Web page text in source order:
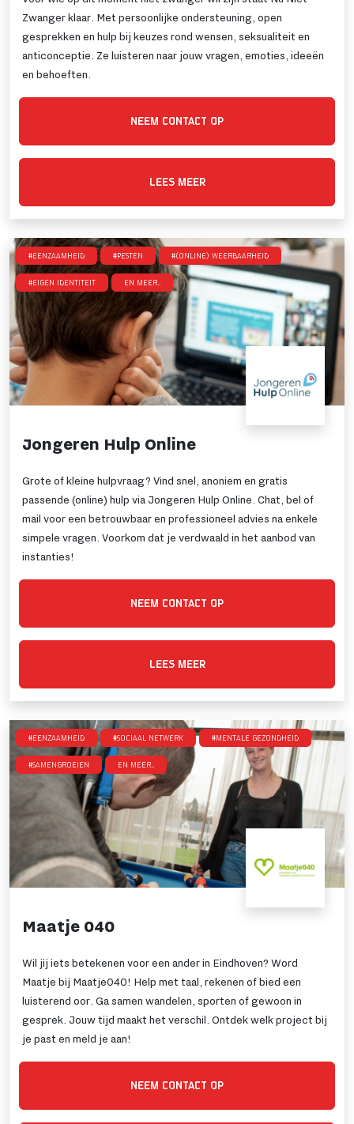
Zwanger klaar. Met persoonlijke ondersteuning, open
gesprekken en hulp bij keuzes rond wensen, seksualiteit en
anticonceptie. Ze luisteren naar jouw vragen, emoties, ideeën
en behoeften.
NEEM CONTACT OP
LEES MEER
#Eenzaamheid #Pesten #(online) weerbaarheid
#Eigen identiteit en meer..
Jongeren Hulp Online
Grote of kleine hulpvraag? Vind snel, anoniem en gratis
passende (online) hulp via Jongeren Hulp Online. Chat, bel of
mail voor een betrouwbaar en professioneel advies na enkele
simpele vragen. Voorkom dat je verdwaald in het aanbod van
instanties!
NEEM CONTACT OP
LEES MEER
#Eenzaamheid #Sociaal netwerk #Mentale gezondheid
#SamenGroeien en meer..
Maatje 040
Wil jij iets betekenen voor een ander in Eindhoven? Word
Maatje bij Maatje040! Help met taal, rekenen of bied een
luisterend oor. Ga samen wandelen, sporten of gewoon in
gesprek. Jouw tijd maakt het verschil. Ontdek welk project bij
je past en meld je aan!
NEEM CONTACT OP